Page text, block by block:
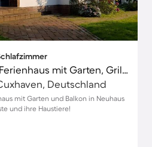
Kinderfreundliches Ferienhaus mit Garten, Grill und Terrasse | Haustierfreundlich
Deutschland
mit Garten und Balkon in Neuhaus
und ihre Haustiere!